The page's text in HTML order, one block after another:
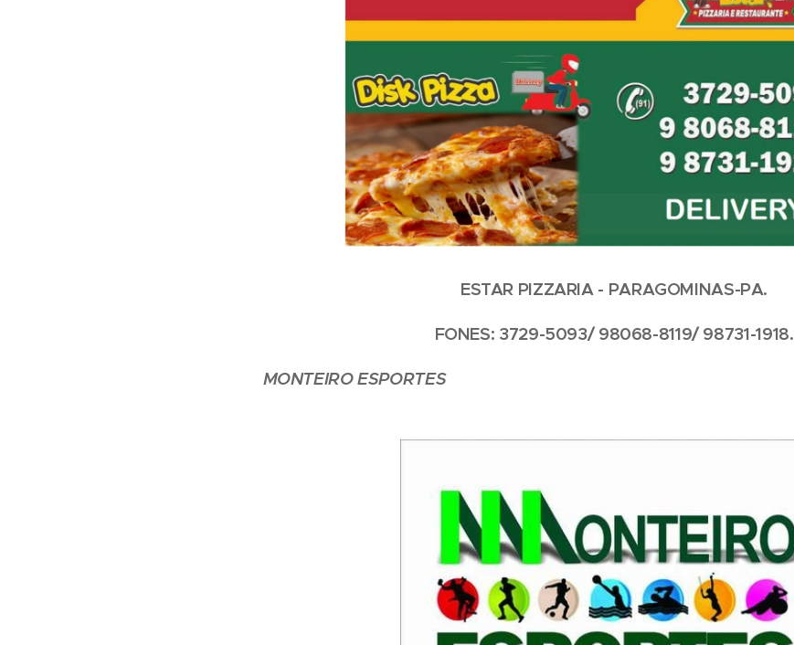
ESTAR PIZZARIA - PARAGOMINAS-PA.
FONES: 3729-5093/ 98068-8119/ 98731-1918.
MONTEIRO ESPORTES